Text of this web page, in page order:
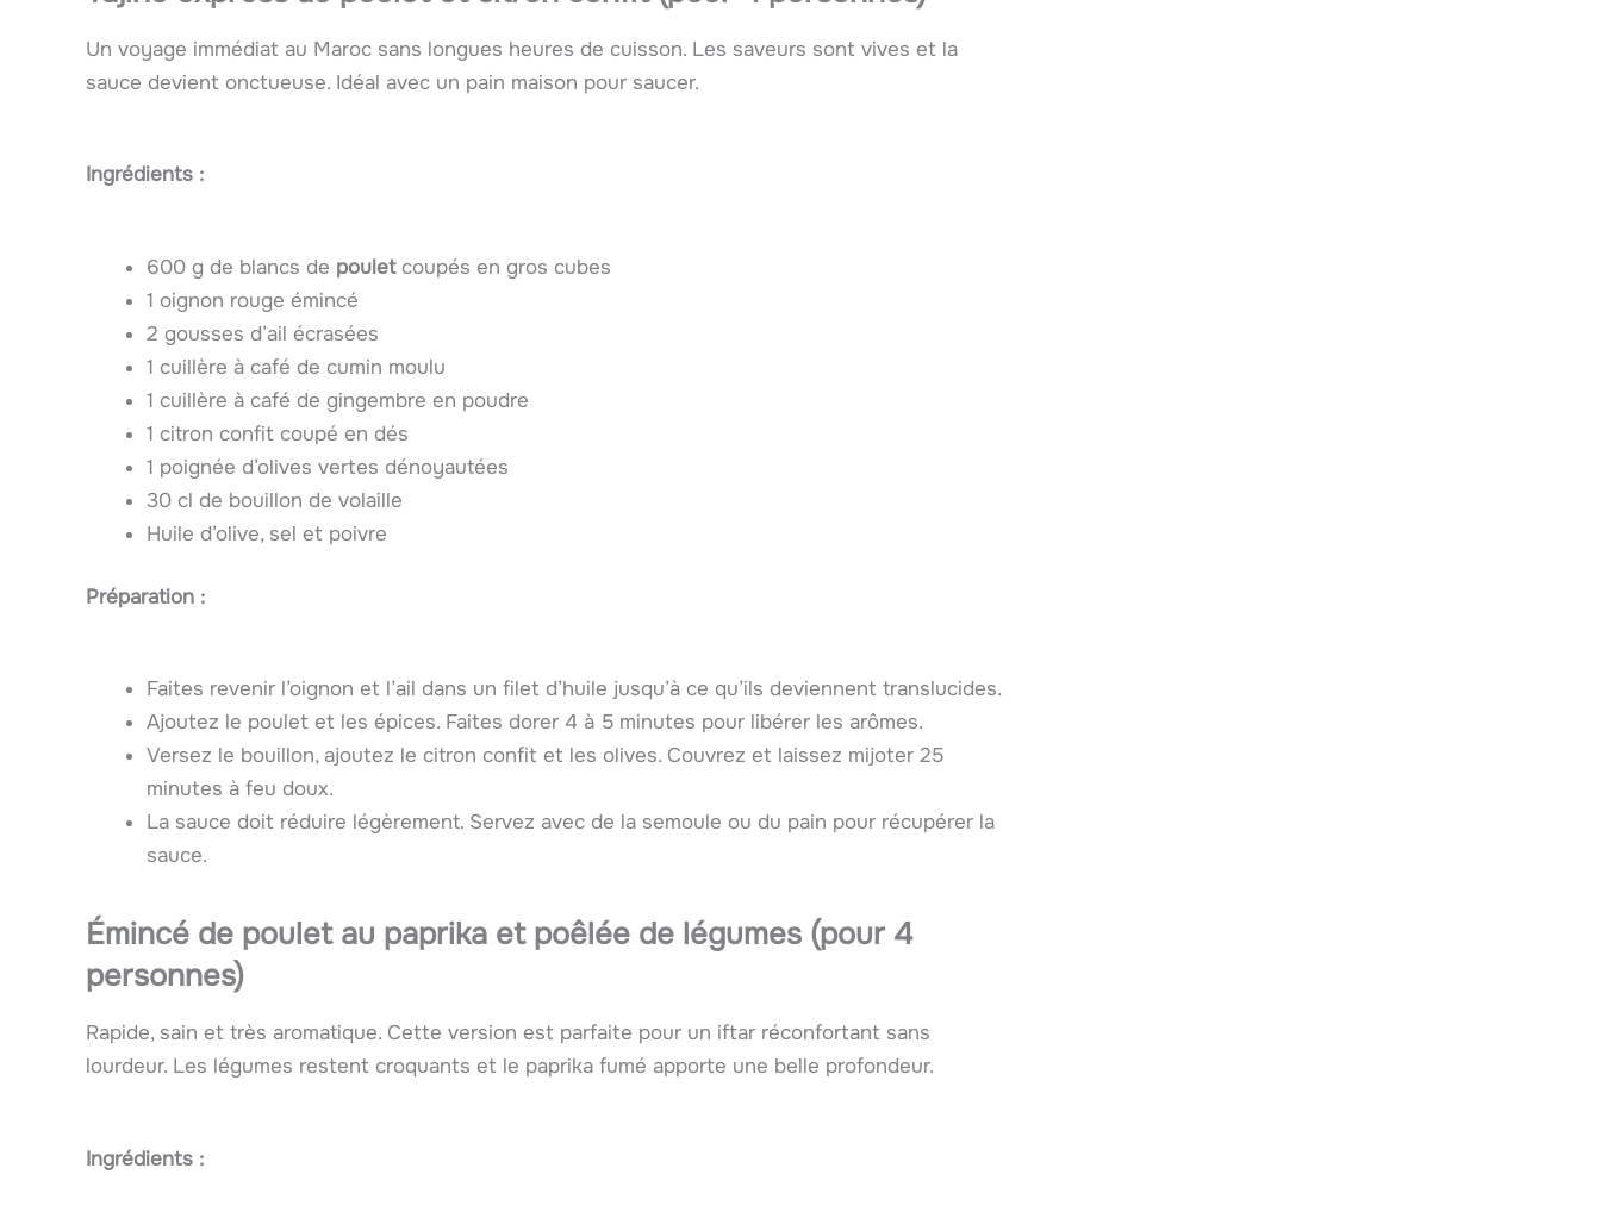
Un voyage immédiat au Maroc sans longues heures de cuisson. Les saveurs sont vives et la
sauce devient onctueuse. Idéal avec un pain maison pour saucer.
Ingrédients :
600 g de blancs de pouletcoupés en gros cubes
1 oignon rouge émincé
2 gousses d’ail écrasées
1 cuillère à café de cumin moulu
1 cuillère à café de gingembre en poudre
1 citron confit coupé en dés
1 poignée d’olives vertes dénoyautées
30 cl de bouillon de volaille
Huile d’olive, sel et poivre
Préparation :
Faites revenir l’oignon et l’ail dans un filet d’huile jusqu’à ce qu’ils deviennent translucides.
Ajoutez le poulet et les épices. Faites dorer 4 à 5 minutes pour libérer les arômes.
Versez le bouillon, ajoutez le citron confit et les olives. Couvrez et laissez mijoter 25
minutes à feu doux.
La sauce doit réduire légèrement. Servez avec de la semoule ou du pain pour récupérer la
sauce.
Émincé de poulet au paprika et poêlée de légumes (pour 4
personnes)
Rapide, sain et très aromatique. Cette version est parfaite pour un iftar réconfortant sans
lourdeur. Les légumes restent croquants et le paprika fumé apporte une belle profondeur.
Ingrédients :